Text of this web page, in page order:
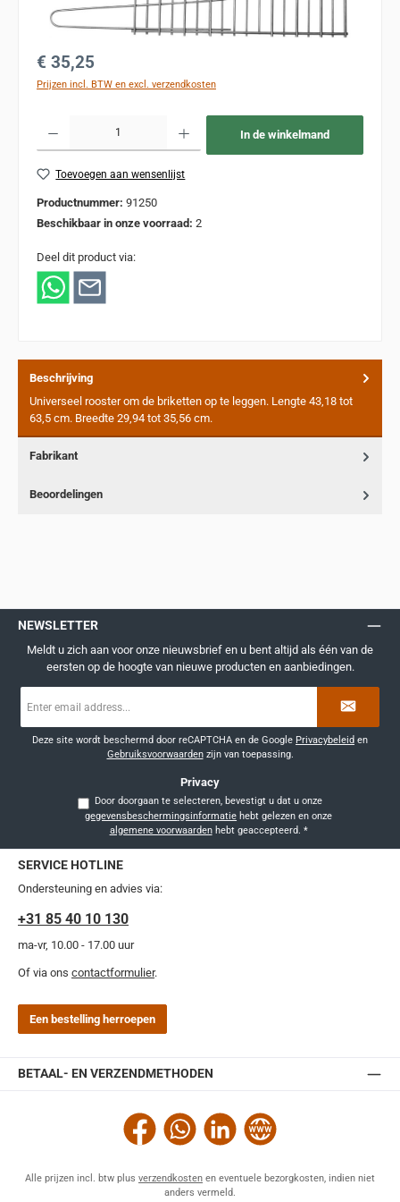
Normale prijs:
€ 35,25
Prijzen incl. BTW en excl. verzendkosten
In de winkelmand
Toevoegen aan wensenlijst
Productnummer: 91250
Beschikbaar in onze voorraad: 2
Deel dit product via:
Beschrijving
Universeel rooster om de briketten op te leggen. Lengte 43,18 tot
63,5 cm. Breedte 29,94 tot 35,56 cm.
Fabrikant
Beoordelingen
NEWSLETTER
Meldt u zich aan voor onze nieuwsbrief en u bent altijd als één van de
eersten op de hoogte van nieuwe producten en aanbiedingen.
mailadres
Deze site wordt beschermd door reCAPTCHA en de Google Privacybeleid en
Gebruiksvoorwaardenzijn van toepassing.
Privacy
Door doorgaan te selecteren, bevestigt u dat u onze
gegevensbeschermingsinformatie
algemene voorwaardenhebt geaccepteerd. *
SERVICE HOTLINE
Ondersteuning en advies via:
+31 85 40 10 130
ma-vr, 10.00 - 17.00 uur
Of via ons contactformulier.
Een bestelling herroepen
BETAAL- EN VERZENDMETHODEN
Facebook WhatsAppLinkedIn Website
Alle prijzen incl. btw plus verzendkosten en eventuele bezorgkosten, indien niet
anders vermeld.